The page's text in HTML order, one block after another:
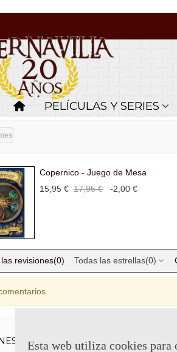
PELÍCULAS Y SERIES
Copernico - Juego de Mesa
15,95 € 17,95 € -2,00 €
revisiones(0) Todas las estrellas(0)
SOMOS?
Esta web utiliza cookies para